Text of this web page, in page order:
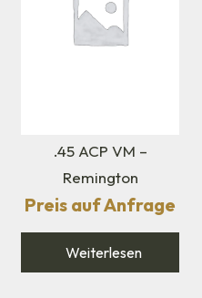
.45 ACP VM –
Remington
Preis auf Anfrage
Weiterlesen